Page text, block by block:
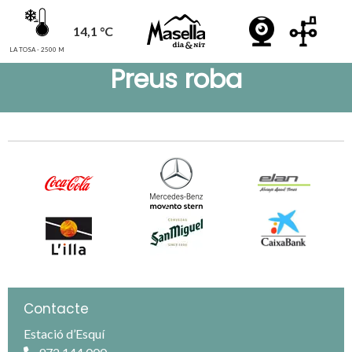
LA TOSA - 2500 M
14,1 °C
Preus roba
Contacte
Estació d’Esquí